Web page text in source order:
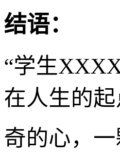
结语：
“学生
在人生的
奇的心，